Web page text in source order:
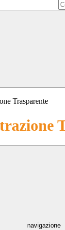
Trasparente
navigazione